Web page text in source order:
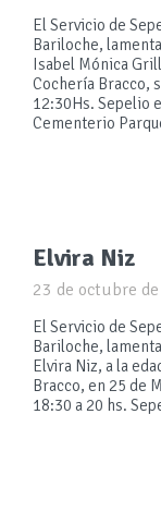
El Servicio de
Bariloche,
Isabel Mónica
Cochería Bracco,
12:30Hs. Sepelio
Cementerio
Elvira Niz
23 de octubre
El Servicio de
Bariloche,
Elvira Niz, a la
Bracco, en 25 de
18:30 a 20 hs.